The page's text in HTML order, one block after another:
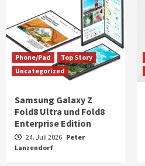
Phone/Pad
Top Story
Uncategorized
Samsung Galaxy Z
Fold8 Ultra und Fold8
Enterprise Edition
24. Juli 2026 Peter
Lanzendorf